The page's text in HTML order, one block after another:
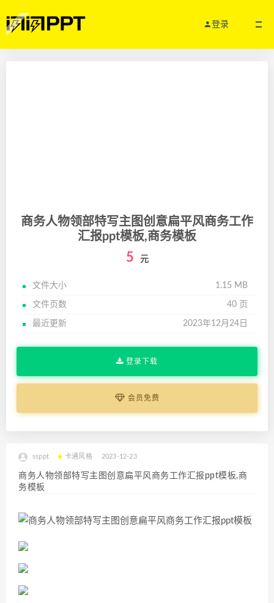
登录
商务人物领部特写主图创意扁平风商务工作
汇报ppt模板,商务模板
5 元
文件大小 1.15 MB
文件页数 40 页
最近更新 2023年12月24日
登录下载
会员免费
ssppt 卡通风格 2023-12-23
商务人物领部特写主图创意扁平风商务工作汇报ppt模板,商
务模板